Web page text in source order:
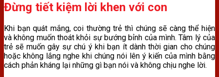
Đừng tiết kiệm lời khen với con
Khi bạn quát mắng, coi thường trẻ thì chúng sẽ càng thể hiện
và không muốn thoát khỏi sự bướng bỉnh của mình. Tâm lý của
trẻ sẽ muốn gây sự chú ý khi bạn ít dành thời gian cho chúng
hoặc không lắng nghe khi chúng nói lên ý kiến của mình bằng
cách phản kháng lại những gì bạn nói và không chịu nghe lời.